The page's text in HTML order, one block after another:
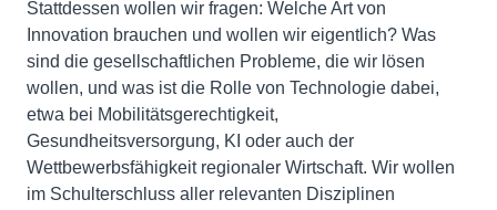
Stattdessen wollen wir fragen: Welche Art von
Innovation brauchen und wollen wir eigentlich? Was
sind die gesellschaftlichen Probleme, die wir lösen
wollen, und was ist die Rolle von Technologie dabei,
etwa bei Mobilitätsgerechtigkeit,
Gesundheitsversorgung, KI oder auch der
Wettbewerbsfähigkeit regionaler Wirtschaft. Wir wollen
im Schulterschluss aller relevanten Disziplinen